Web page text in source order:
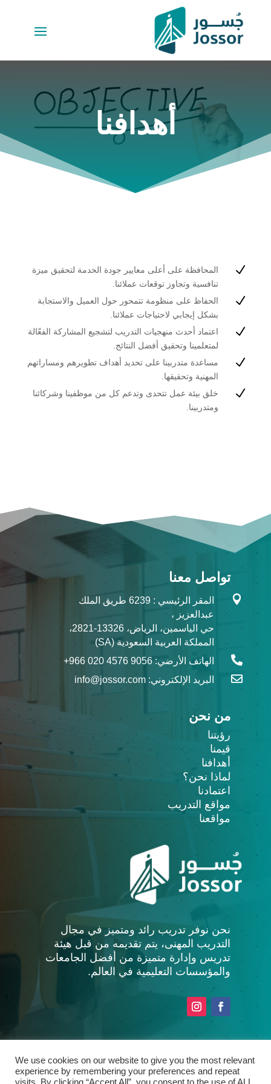
أهدافنا
N
المحافظة على أعلى معايير جودة الخدمة لتحقيق ميزة
تنافسية وتجاوز توقعات عملائنا.
N
الحفاظ على منظومة تتمحور حول العميل والاستجابة
بشكل إيجابي لاحتياجات عملائنا.
N
اعتماد أحدث منهجيات التدريب لتشجيع المشاركة الفعّالة
لمتعلمينا وتحقيق أفضل النتائج.
N
مساعدة متدربينا على تحديد أهداف تطويرهم ومساراتهم
المهنية وتحقيقها.
N
خلق بيئة عمل تتحدى وتدعم كل من موظفينا وشركائنا
ومتدربينا.
تواصل معنا

المقر الرئيسي : 6239 طريق الملك
عبدالعزيز ،
حي الياسمين، الرياض، 13326-2821،
المملكة العربية السعودية (SA)
 الهاتف الأرضي: +966 020 4576 9056‬
 البريد الإلكتروني: info@jossor.com
من نحن
رؤيتنا
قيمنا
أهدافنا
لماذا نحن؟
اعتمادنا
مواقع التدريب
مواقعنا
نحن نوفر تدريب رائد ومتميز في مجال
التدريب المهنى، يتم تقديمه من قبل هيئة
تدريس وإدارة متميزة من أفضل الجامعات
والمؤسسات التعليمية في العالم.
We use cookies on our website to give you the most relevant
experience by remembering your preferences and repeat